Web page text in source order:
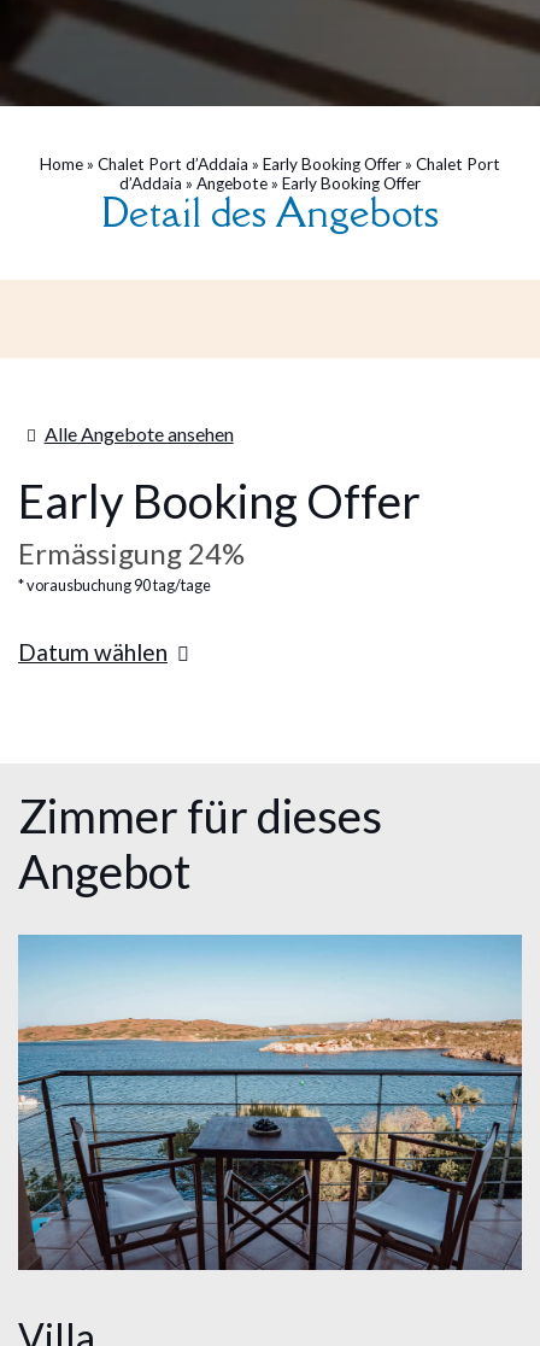
Home» Chalet Port d’Addaia » Early Booking Offer» Chalet Port
d’Addaia » Angebote» Early Booking Offer
Detail des Angebots
Alle Angebote ansehen
Early Booking Offer
Ermässigung 24%
vorausbuchung 90 tag/tage
Datum wählen
Zimmer für dieses
Angebot